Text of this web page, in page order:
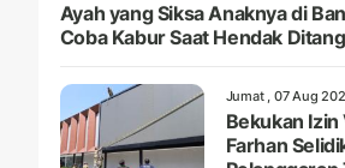
Ayah yang Siksa Anaknya di
Coba Kabur Saat Hendak
Jumat , 07 Aug
Bekukan
Farhan